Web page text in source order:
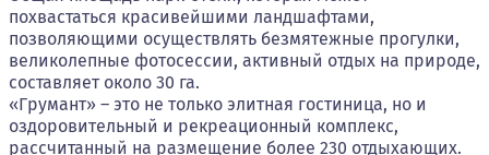
похвастаться красивейшими ландшафтами,
позволяющими осуществлять безмятежные прогулки,
великолепные фотосессии, активный отдых на природе,
составляет около 30 га.
«Грумант» – это не только элитная гостиница, но и
оздоровительный и рекреационный комплекс,
рассчитанный на размещение более 230 отдыхающих.